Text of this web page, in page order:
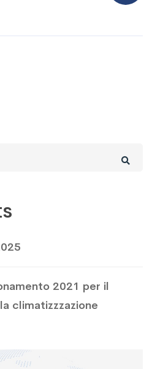
2021 per il
climatizzzazione